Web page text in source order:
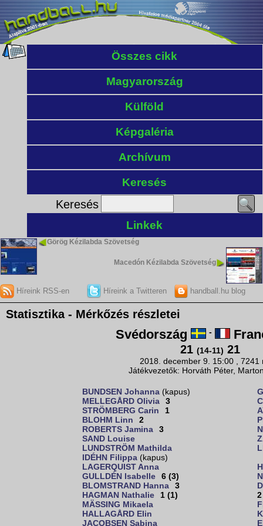
Összes cikk
Magyarország
Külföld
Képgaléria
Archívum
Keresés
Keresés
Linkek
Görög Kézilabda Szövetség
Macedón Kézilabda Szövetség
Híreink RSS-en Híreink a Twitteren handball.hu blog
Statisztika - Mérkőzés részletei
Svédország -
21 (14-11) 21
2018. december 9. 15:00 , 7241
Játékvezetők: Horváth Péter,
BUNDSEN Johanna (kapus)
MELLEGÅRD Olivia
3
STRÖMBERG Carin
1
BLOHM Linn
2
ROBERTS Jamina
3
SAND Louise
LUNDSTRÖM Mathilda
IDÉHN Filippa (kapus)
LAGERQUIST Anna
GULLDÉN Isabelle
6 (3)
BLOMSTRAND Hanna
3
HAGMAN Nathalie
1 (1)
MÄSSING Mikaela
HALLAGÅRD Elin
JACOBSEN Sabina
2